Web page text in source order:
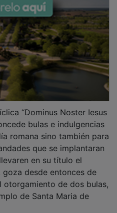
bulas e indulgencias
romana sino también para
que se implantaran
en su título el
desde entonces de
de dos bulas,
de Santa Maria de